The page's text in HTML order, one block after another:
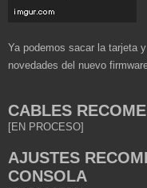
Ya podemos sacar la tarjeta
novedades del nuevo
CABLES
[EN PROCESO]
AJUSTES
CONSOLA